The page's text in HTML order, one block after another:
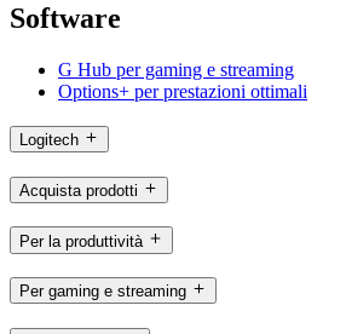
Software
G Hub per gaming e streaming
Options+ per prestazioni ottimali
Logitech
Acquista prodotti
Per la produttività
Per gaming e streaming